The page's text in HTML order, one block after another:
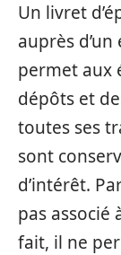
Un livret
auprès
permet aux
dépôts et
toutes ses
sont
d’intérêt.
pas associé
fait, il ne